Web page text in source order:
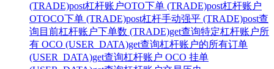
(TRADE)post杠杆账户OTO下单 (TRADE)post杠杆账户
OTOCO下单 (TRADE)post杠杆手动强平 (TRADE)post查
询目前杠杆账户下单数 (TRADE)get查询特定杠杆账户所
有 OCO (USER_DATA)get查询杠杆账户的所有订单
(USER_DATA)get查询杠杆账户 OCO 挂单